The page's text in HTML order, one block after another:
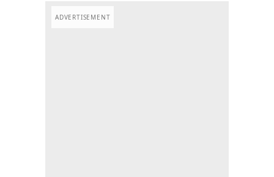
ADVERTISEMENT